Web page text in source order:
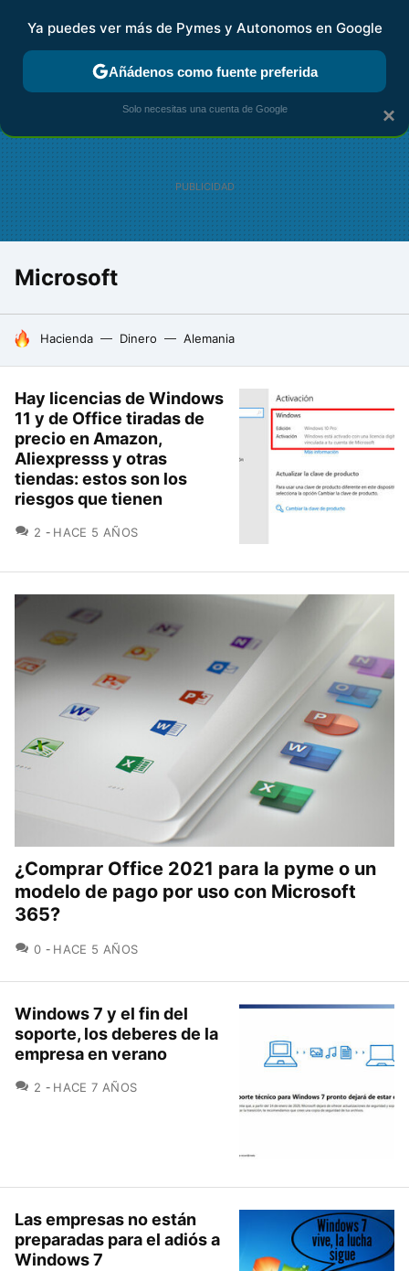
FISCALIDAD Y CONTABILIDAD KIT DIGITAL RENTA
Microsoft
HOY SE HABLA DE
Hacienda Dinero Alemania
Hay licencias de Windows
11 y de Office tiradas de
precio en Amazon,
Aliexpresss y otras
tiendas: estos son los
riesgos que tienen
2 COMENTARIOS
HACE 5 AÑOS
¿Comprar Office 2021 para la pyme o un
modelo de pago por uso con Microsoft
365?
0 COMENTARIOS
HACE 5 AÑOS
Windows 7 y el fin del
soporte, los deberes de la
empresa en verano
2 COMENTARIOS
HACE 7 AÑOS
Las empresas no están
preparadas para el adiós a
Windows 7
×
Ya puedes ver más de Pymes y Autonomos en Google
Añádenos como fuente preferida
Solo necesitas una cuenta de Google